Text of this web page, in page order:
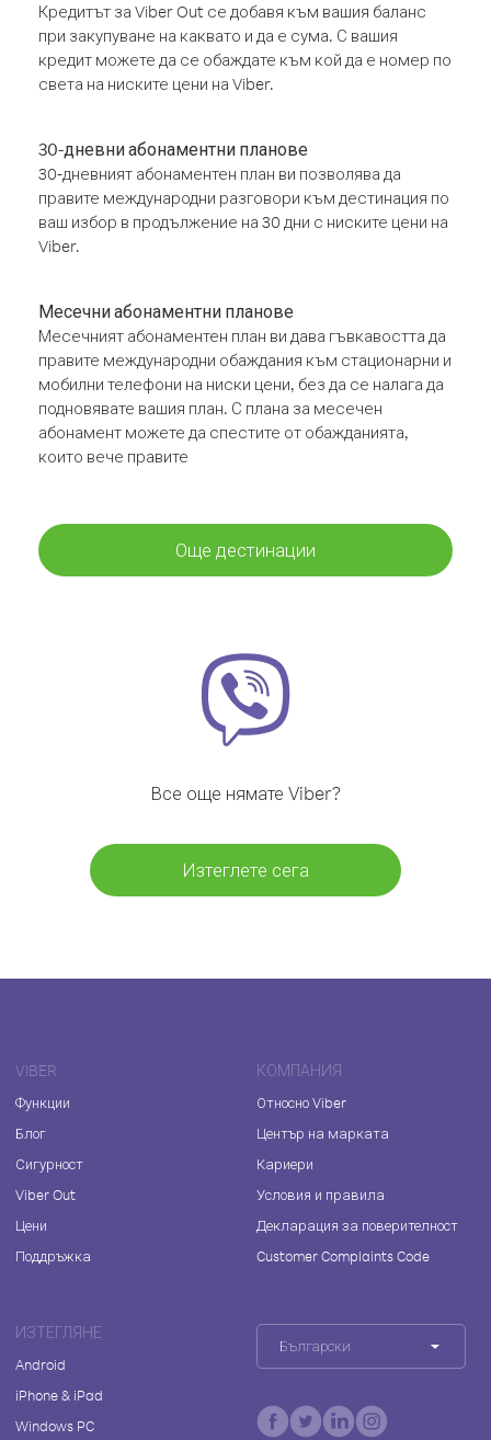
Кредитът за Viber Out се добавя към вашия баланс
при закупуване на каквато и да е сума. С вашия
кредит можете да се обаждате към кой да е номер по
света на ниските цени на Viber.
30-дневни абонаментни планове
30-дневният абонаментен план ви позволява да
правите международни разговори към дестинация по
ваш избор в продължение на 30 дни с ниските цени на
Viber.
Месечни абонаментни планове
Месечният абонаментен план ви дава гъвкавостта да
правите международни обаждания към стационарни и
мобилни телефони на ниски цени, без да се налага да
подновявате вашия план. С плана за месечен
абонамент можете да спестите от обажданията,
които вече правите
Още дестинации
Все още нямате Viber?
Изтеглете сега
VIBER
Функции
Блог
Сигурност
Viber Out
Цени
Поддръжка
КОМПАНИЯ
Относно Viber
Център на марката
Кариери
Условия и правила
Декларация за поверителност
Customer Complaints Code
ИЗТЕГЛЯНЕ
Android
iPhone & iPad
Windows PC
Български